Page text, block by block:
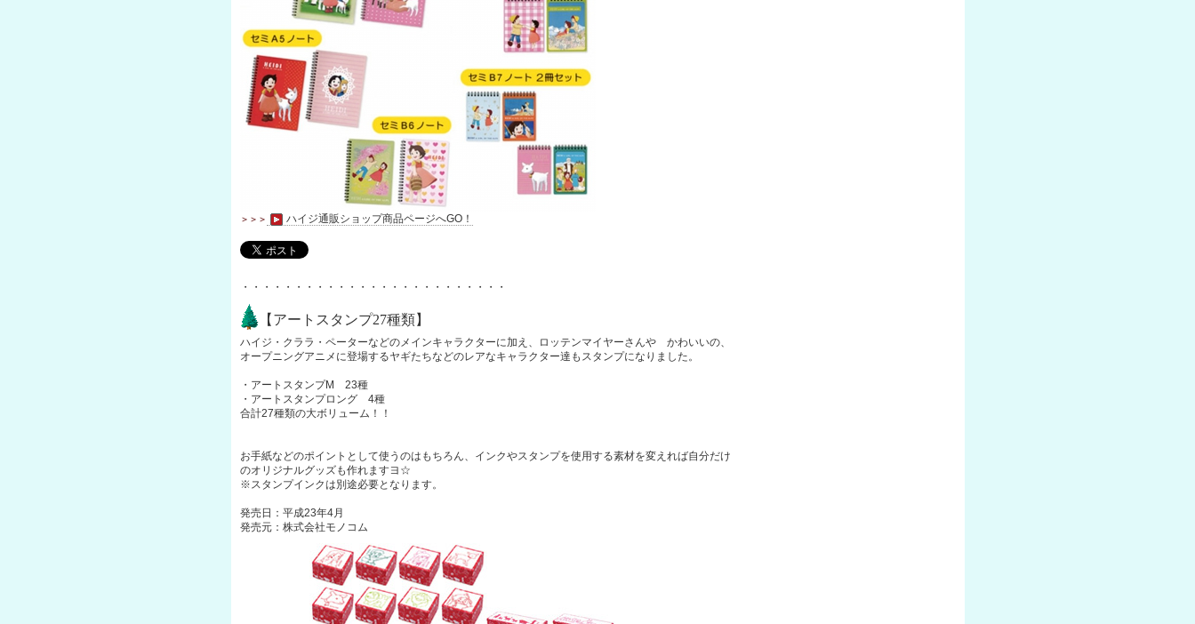
＞＞＞ ハイジ通販ショップ商品ページへGO！
・・・・・・・・・・・・・・・・・・・・・・・・・
【アートスタンプ27種類】
ハイジ・クララ・ペーターなどのメインキャラクターに加え、ロッテンマイヤーさんや かわいいの、
オープニングアニメに登場するヤギたちなどのレアなキャラクター達もスタンプになりました。
・アートスタンプM 23種
・アートスタンプロング 4種
合計27種類の大ボリューム！！
お手紙などのポイントとして使うのはもちろん、インクやスタンプを使用する素材を変えれば自分だけ
のオリジナルグッズも作れますヨ☆
※スタンプインクは別途必要となります。
発売日：平成23年4月
発売元：株式会社モノコム